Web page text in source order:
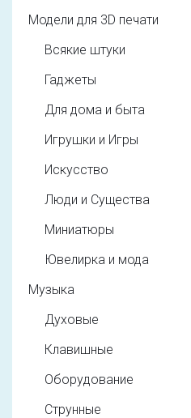
Модели для 3D печати
Всякие штуки
Гаджеты
Для дома и быта
Игрушки и Игры
Искусство
Люди и Существа
Миниатюры
Ювелирка и мода
Музыка
Духовые
Клавишные
Оборудование
Струнные